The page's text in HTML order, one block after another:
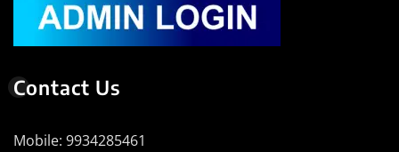
Contact Us
Mobile: 9934285461